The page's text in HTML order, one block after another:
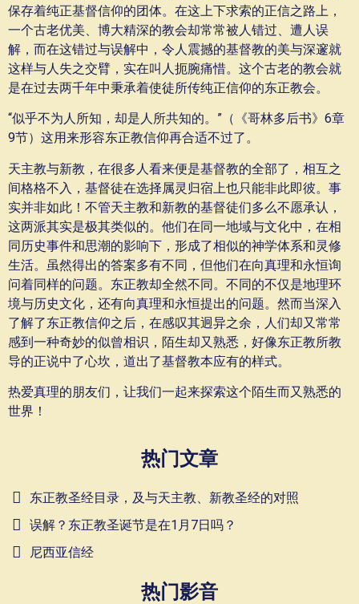
保存着纯正基督信仰的团体。在这上下求索的正信之路上，
一个古老优美、博大精深的教会却常常被人错过、遭人误
解，而在这错过与误解中，令人震撼的基督教的美与深邃就
这样与人失之交臂，实在叫人扼腕痛惜。这个古老的教会就
是在过去两千年中秉承着使徒所传纯正信仰的东正教会。
“似乎不为人所知，却是人所共知的。”（《哥林多后书》6章
9节）这用来形容东正教信仰再合适不过了。
天主教与新教，在很多人看来便是基督教的全部了，相互之
间格格不入，基督徒在选择属灵归宿上也只能非此即彼。事
实并非如此！不管天主教和新教的基督徒们多么不愿承认，
这两派其实是极其类似的。他们在同一地域与文化中，在相
同历史事件和思潮的影响下，形成了相似的神学体系和灵修
生活。虽然得出的答案多有不同，但他们在向真理和永恒询
问着同样的问题。东正教却全然不同。不同的不仅是地理环
境与历史文化，还有向真理和永恒提出的问题。然而当深入
了解了东正教信仰之后，在感叹其迥异之余，人们却又常常
感到一种奇妙的似曾相识，陌生却又熟悉，好像东正教所教
导的正说中了心坎，道出了基督教本应有的样式。
热爱真理的朋友们，让我们一起来探索这个陌生而又熟悉的
世界！
热门文章
东正教圣经目录，及与天主教、新教圣经的对照
误解？东正教圣诞节是在1月7日吗？
尼西亚信经
热门影音